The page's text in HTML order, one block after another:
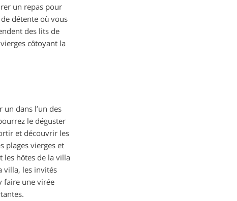
un repas pour
détente où vous
des lits de
côtoyant la
dans l’un des
le déguster
et découvrir les
plages vierges et
les hôtes de la villa
villa, les invités
faire une virée